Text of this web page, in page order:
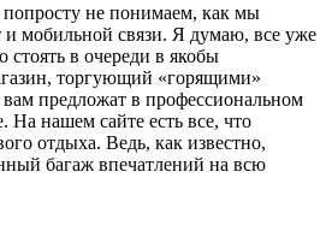
не понимаем, как мы
и мобильной связи. Я думаю, все уже
в очереди в якобы
торгующий «горящими»
предложат в профессиональном
На нашем сайте есть все, что
отдыха. Ведь, как известно,
багаж впечатлений на всю